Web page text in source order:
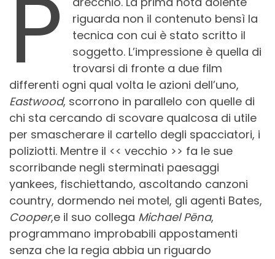
P
riguarda non il contenuto bensì la
tecnica con cui è stato scritto il
soggetto. L’impressione è quella di
trovarsi di fronte a due film
differenti ogni qual volta le azioni dell’uno,
Eastwood, scorrono in parallelo con quelle di
chi sta cercando di scovare qualcosa di utile
per smascherare il cartello degli spacciatori, i
poliziotti. Mentre il << vecchio >> fa le sue
scorribande negli sterminati paesaggi
yankees, fischiettando, ascoltando canzoni
country, dormendo nei motel, gli agenti Bates,
Cooper,e il suo collega Michael Pëna,
programmano improbabili appostamenti
senza che la regia abbia un riguardo